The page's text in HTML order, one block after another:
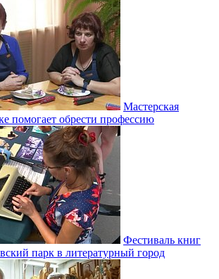
Мастерская
помогает обрести профессию
Фестиваль книг
парк в литературный город